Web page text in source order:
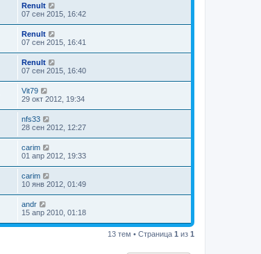
Renult
07 сен 2015, 16:42
Renult
07 сен 2015, 16:41
Renult
07 сен 2015, 16:40
Vit79
29 окт 2012, 19:34
nfs33
28 сен 2012, 12:27
carim
01 апр 2012, 19:33
carim
10 янв 2012, 01:49
andr
15 апр 2010, 01:18
13 тем • Страница 1 из 1